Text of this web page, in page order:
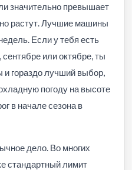
значительно превышает
растут. Лучшие машины
Если у тебя есть
или октябре, ты
и гораздо лучший выбор,
погоду на высоте
в начале сезона в
дело. Во многих
стандартный лимит